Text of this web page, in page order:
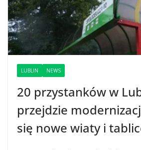
LUBLIN NEWS
20 przystanków w
przejdzie
się nowe wiaty i